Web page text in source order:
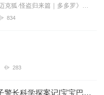
新专辑点击收听《神探迈克狐·怪盗归来篇｜多多罗》！！！>>>点击进入主播橱窗购买《神探迈克狐》系列图书吧!<<<多多罗故事【点击前往】收听多多罗其他好玩有趣的故...
834
283
破坏者联盟篇2·猴子警长科学探案记|宝宝巴士故事